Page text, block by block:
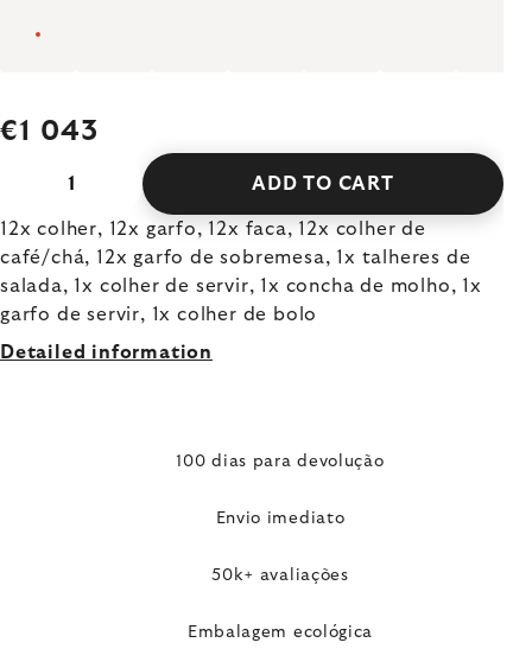
€1 043
ADD TO CART
12x colher, 12x garfo, 12x faca, 12x colher de
café/chá, 12x garfo de sobremesa, 1x talheres de
salada, 1x colher de servir, 1x concha de molho, 1x
garfo de servir, 1x colher de bolo
Detailed information
100 dias para devolução
Envio imediato
50k+ avaliações
Embalagem ecológica